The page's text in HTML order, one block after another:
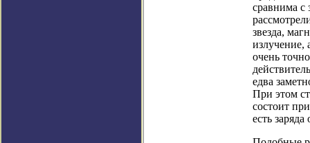
сравнима с
звезда,
излучение,
очень
едва
При этом
состоит
есть